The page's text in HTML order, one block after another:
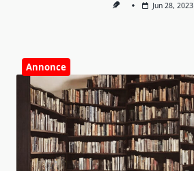
Jun 28, 2023
Annonce